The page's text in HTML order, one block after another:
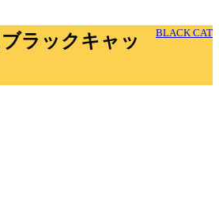
BLACK CAT
ラックキャッ